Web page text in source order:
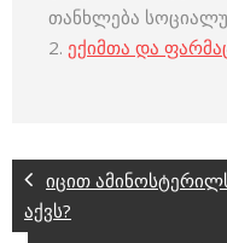
თანხლება
2. ექიმთა და
იცით
აქვს?